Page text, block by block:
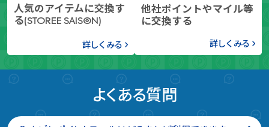
人気のアイテムに交換す
る(STOREE SAISON)
詳しくみる
他社ポイントやマイル等
に交換する
詳しくみる
よくある質問